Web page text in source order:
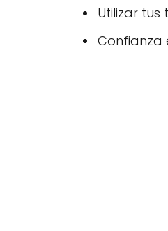
Utilizar
Confianza